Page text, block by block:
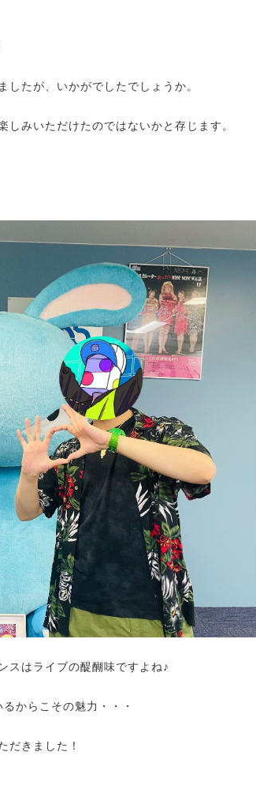
たが、いかがでしたでしょうか。
みいただけたのではないかと存じます。
スはライブの醍醐味ですよね♪
からこその魅力・・・
だきました！